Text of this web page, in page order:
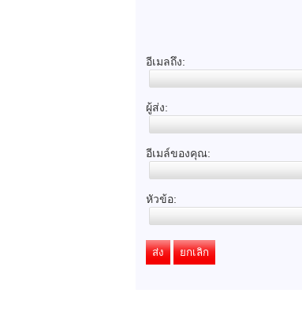
อีเมลถึง:
ผู้ส่ง:
อีเมล์ของคุณ:
หัวข้อ:
ส่ง ยกเลิก